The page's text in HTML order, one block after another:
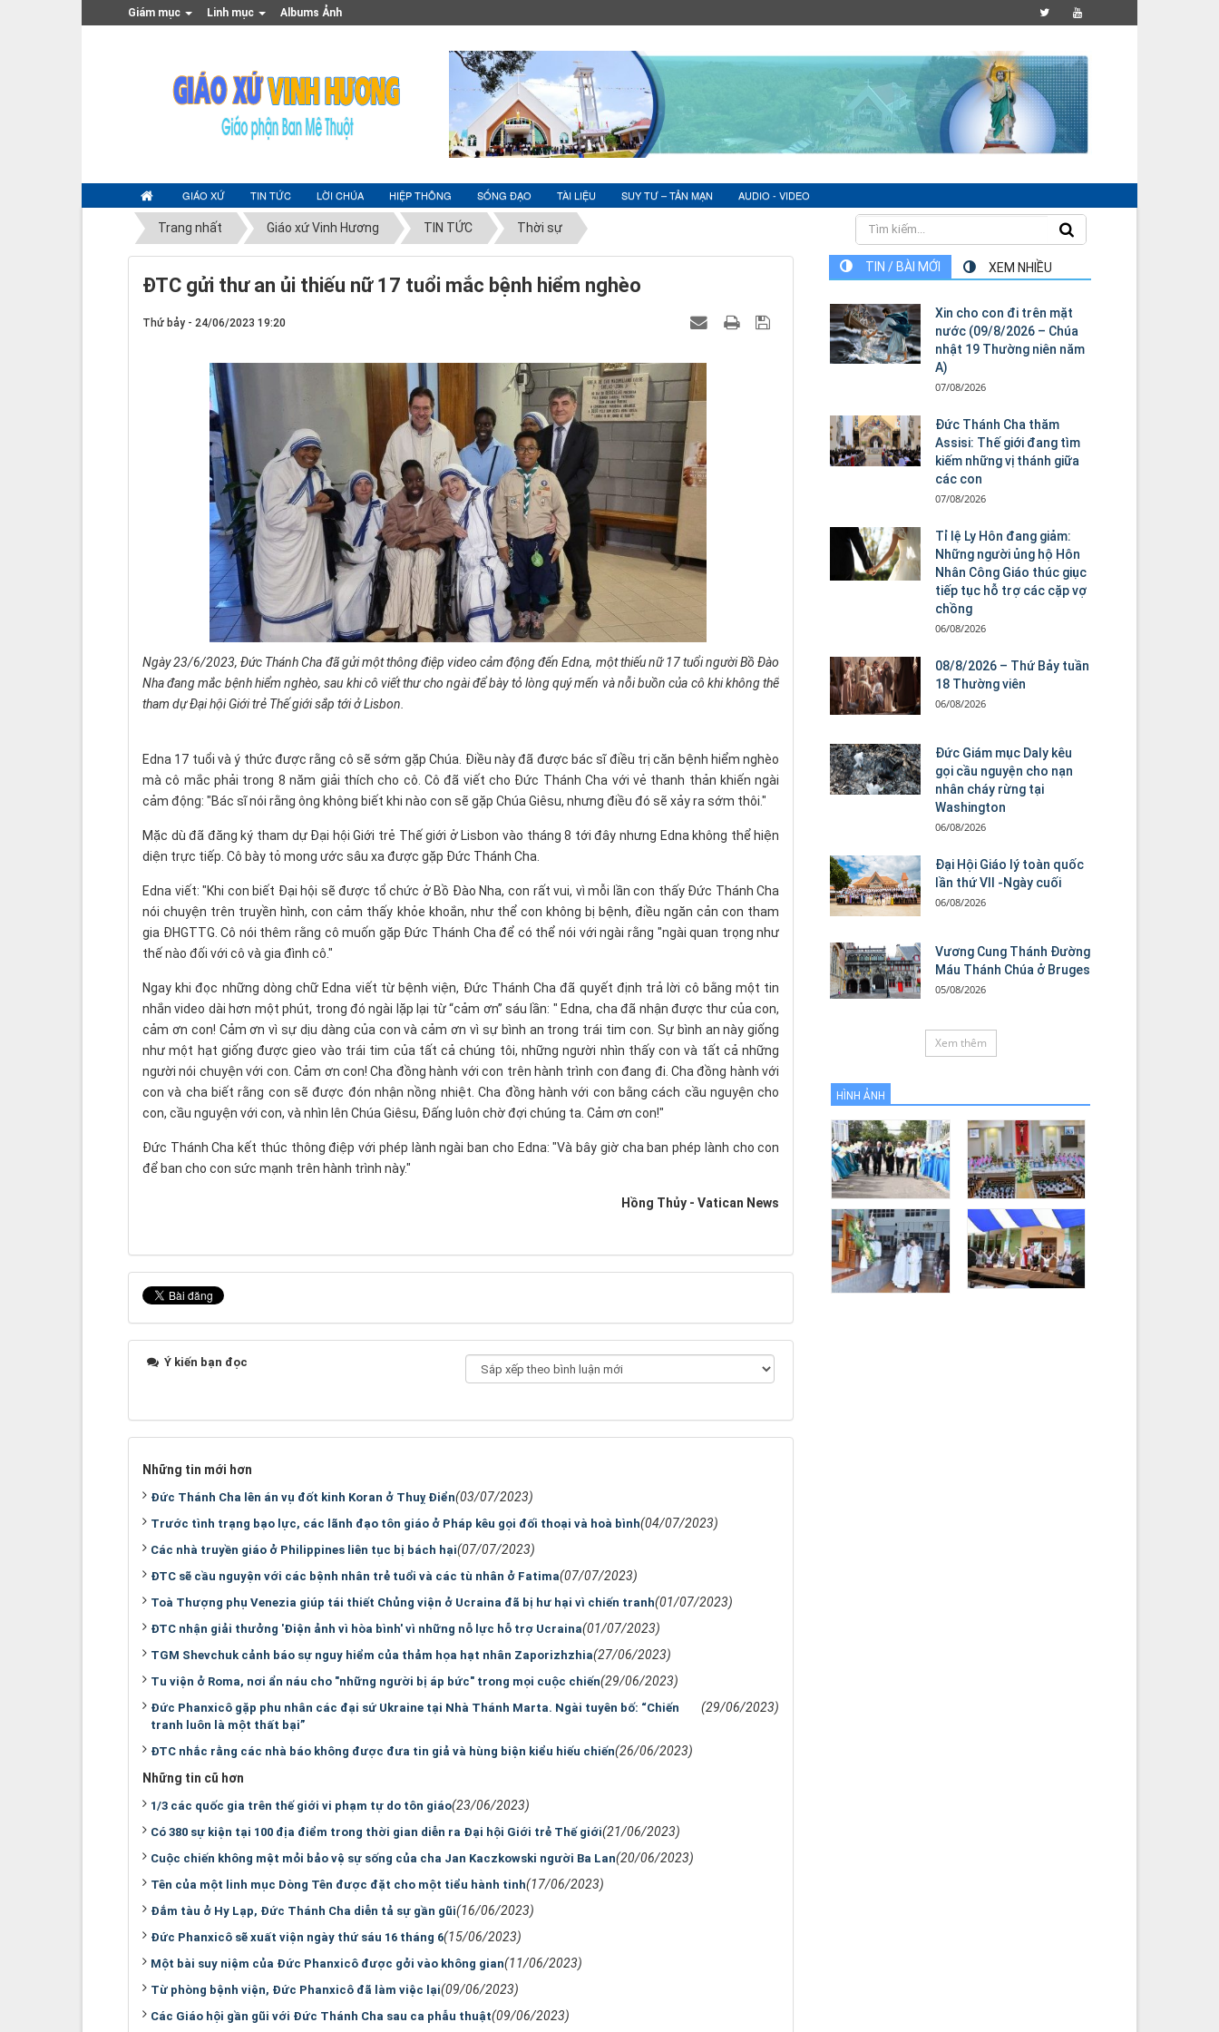
Giám mục Linh mục Albums Ảnh
GIÁO XỨ TIN TỨC LỜI CHÚA HIỆP THÔNG SỐNG ĐẠO TÀI LIỆU SUY TƯ – TẢN MẠN AUDIO - VIDEO
Trang nhất Giáo xứ Vinh Hương TIN TỨC Thời sự
ĐTC gửi thư an ủi thiếu nữ 17 tuổi mắc bệnh hiểm nghèo
Thứ bảy - 24/06/2023 19:20
Ngày 23/6/2023, Đức Thánh Cha đã gửi một thông điệp video cảm động đến Edna, một thiếu nữ 17 tuổi người Bồ Đào
Nha đang mắc bệnh hiểm nghèo, sau khi cô viết thư cho ngài để bày tỏ lòng quý mến và nỗi buồn của cô khi không thể
tham dự Đại hội Giới trẻ Thế giới sắp tới ở Lisbon.
Edna 17 tuổi và ý thức được rằng cô sẽ sớm gặp Chúa. Điều này đã được bác sĩ điều trị căn bệnh hiểm nghèo
mà cô mắc phải trong 8 năm giải thích cho cô. Cô đã viết cho Đức Thánh Cha với vẻ thanh thản khiến ngài
cảm động: "Bác sĩ nói rằng ông không biết khi nào con sẽ gặp Chúa Giêsu, nhưng điều đó sẽ xảy ra sớm thôi."
Mặc dù đã đăng ký tham dự Đại hội Giới trẻ Thế giới ở Lisbon vào tháng 8 tới đây nhưng Edna không thể hiện
diện trực tiếp. Cô bày tỏ mong ước sâu xa được gặp Đức Thánh Cha.
Edna viết: "Khi con biết Đại hội sẽ được tổ chức ở Bồ Đào Nha, con rất vui, vì mỗi lần con thấy Đức Thánh Cha
nói chuyện trên truyền hình, con cảm thấy khỏe khoắn, như thể con không bị bệnh, điều ngăn cản con tham
gia ĐHGTTG. Cô nói thêm rằng cô muốn gặp Đức Thánh Cha để có thể nói với ngài rằng "ngài quan trọng như
thế nào đối với cô và gia đình cô."
Ngay khi đọc những dòng chữ Edna viết từ bệnh viện, Đức Thánh Cha đã quyết định trả lời cô bằng một tin
nhắn video dài hơn một phút, trong đó ngài lặp lại từ “cảm ơn” sáu lần: " Edna, cha đã nhận được thư của con,
cảm ơn con! Cảm ơn vì sự dịu dàng của con và cảm ơn vì sự bình an trong trái tim con. Sự bình an này giống
như một hạt giống được gieo vào trái tim của tất cả chúng tôi, những người nhìn thấy con và tất cả những
người nói chuyện với con. Cảm ơn con! Cha đồng hành với con trên hành trình con đang đi. Cha đồng hành với
con và cha biết rằng con sẽ được đón nhận nồng nhiệt. Cha đồng hành với con bằng cách cầu nguyện cho
con, cầu nguyện với con, và nhìn lên Chúa Giêsu, Đấng luôn chờ đợi chúng ta. Cảm ơn con!"
Đức Thánh Cha kết thúc thông điệp với phép lành ngài ban cho Edna: "Và bây giờ cha ban phép lành cho con
để ban cho con sức mạnh trên hành trình này."
Hồng Thủy - Vatican News
Ý kiến bạn đọc
Những tin mới hơn
Đức Thánh Cha lên án vụ đốt kinh Koran ở Thuỵ Điển(03/07/2023)
Trước tình trạng bạo lực, các lãnh đạo tôn giáo ở Pháp kêu gọi đối thoại và hoà bình(04/07/2023)
Các nhà truyền giáo ở Philippines liên tục bị bách hại(07/07/2023)
ĐTC sẽ cầu nguyện với các bệnh nhân trẻ tuổi và các tù nhân ở Fatima(07/07/2023)
Toà Thượng phụ Venezia giúp tái thiết Chủng viện ở Ucraina đã bị hư hại vì chiến tranh(01/07/2023)
ĐTC nhận giải thưởng 'Điện ảnh vì hòa bình' vì những nỗ lực hỗ trợ Ucraina(01/07/2023)
TGM Shevchuk cảnh báo sự nguy hiểm của thảm họa hạt nhân Zaporizhzhia(27/06/2023)
Tu viện ở Roma, nơi ẩn náu cho "những người bị áp bức" trong mọi cuộc chiến(29/06/2023)
Đức Phanxicô gặp phu nhân các đại sứ Ukraine tại Nhà Thánh Marta. Ngài tuyên bố: “Chiến
tranh luôn là một thất bại”
(29/06/2023)
ĐTC nhắc rằng các nhà báo không được đưa tin giả và hùng biện kiểu hiếu chiến(26/06/2023)
Những tin cũ hơn
1/3 các quốc gia trên thế giới vi phạm tự do tôn giáo(23/06/2023)
Có 380 sự kiện tại 100 địa điểm trong thời gian diễn ra Đại hội Giới trẻ Thế giới(21/06/2023)
Cuộc chiến không mệt mỏi bảo vệ sự sống của cha Jan Kaczkowski người Ba Lan(20/06/2023)
Tên của một linh mục Dòng Tên được đặt cho một tiểu hành tinh(17/06/2023)
Đắm tàu ở Hy Lạp, Đức Thánh Cha diễn tả sự gần gũi(16/06/2023)
Đức Phanxicô sẽ xuất viện ngày thứ sáu 16 tháng 6(15/06/2023)
Một bài suy niệm của Đức Phanxicô được gởi vào không gian(11/06/2023)
Từ phòng bệnh viện, Đức Phanxicô đã làm việc lại(09/06/2023)
Các Giáo hội gần gũi với Đức Thánh Cha sau ca phẫu thuật(09/06/2023)
TIN / BÀI MỚI XEM NHIỀU
Xin cho con đi trên mặt
nước (09/8/2026 – Chúa
nhật 19 Thường niên năm
A)
07/08/2026
Đức Thánh Cha thăm
Assisi: Thế giới đang tìm
kiếm những vị thánh giữa
các con
07/08/2026
Tỉ lệ Ly Hôn đang giảm:
Những người ủng hộ Hôn
Nhân Công Giáo thúc giục
tiếp tục hỗ trợ các cặp vợ
chồng
06/08/2026
08/8/2026 – Thứ Bảy tuần
18 Thường viên
06/08/2026
Đức Giám mục Daly kêu
gọi cầu nguyện cho nạn
nhân cháy rừng tại
Washington
06/08/2026
Đại Hội Giáo lý toàn quốc
lần thứ VII -Ngày cuối
06/08/2026
Vương Cung Thánh Ðường
Máu Thánh Chúa ở Bruges
05/08/2026
Xem thêm
HÌNH ẢNH